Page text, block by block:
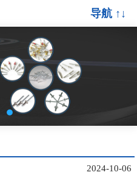
导航 ↑↓
2024-10-06